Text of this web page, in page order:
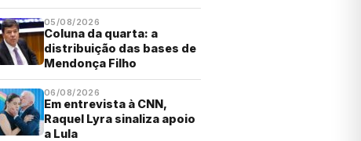
05/08/2026
Coluna da quarta: a
distribuição das bases de
Mendonça Filho
06/08/2026
Em entrevista à CNN,
Raquel Lyra sinaliza apoio
a Lula